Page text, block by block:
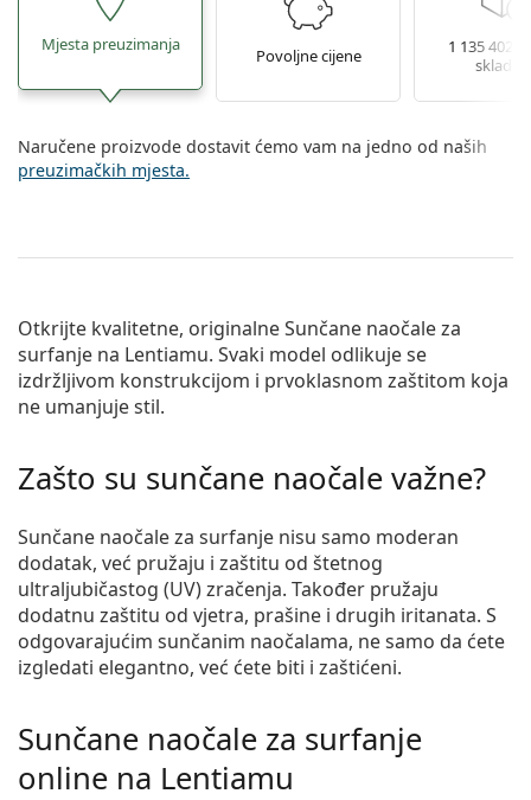
Mjesta preuzimanja
Povoljne cijene
1 135 402
Naručene proizvode dostavit ćemo vam na jedno od naših
preuzimačkih mjesta.
Otkrijte kvalitetne, originalneSunčane naočale za
surfanje na Lentiamu. Svaki model odlikuje se
izdržljivom konstrukcijom i prvoklasnom zaštitom koja
ne umanjuje stil.
Zašto su sunčane naočale važne?
Sunčane naočale za surfanje nisu samo moderan
dodatak, već pružaju i zaštitu od štetnog
ultraljubičastog (UV) zračenja. Također pružaju
dodatnu zaštitu od vjetra, prašine i drugih iritanata. S
odgovarajućim sunčanim naočalama, ne samo da ćete
izgledati elegantno, već ćete biti i zaštićeni.
Sunčane naočale za surfanje
online na Lentiamu